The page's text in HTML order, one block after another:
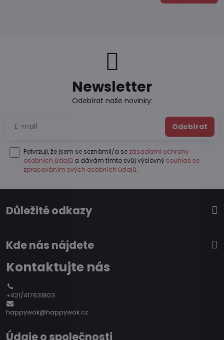
Newsletter
Odebírat naše novinky:
Odebírat
Potvrzuji, že jsem se seznámil/a se zásadami ochrany
osobních údajů a dávám tímto svůj výslovný souhlas se
zpracováním svých osobních údajů.
Důležité odkazy
Kde nás nájdete
Kontaktujte nás
+421/417631803
happywok@happywok.cz
Údaje o společnosti